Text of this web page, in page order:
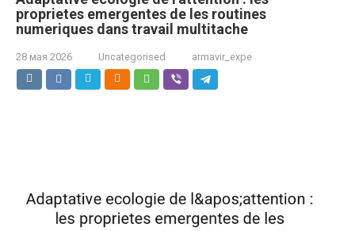
proprietes emergentes de les routines
numeriques dans travail multitache
28 мая 2026 Uncategorised armavir_expe